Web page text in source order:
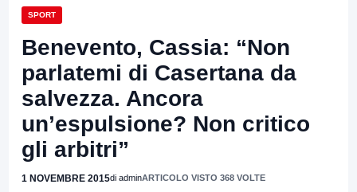
SPORT
Benevento, Cassia: “Non
parlatemi di Casertana da
salvezza. Ancora
un’espulsione? Non critico
gli arbitri”
1 NOVEMBRE 2015di adminARTICOLO VISTO 368 VOLTE